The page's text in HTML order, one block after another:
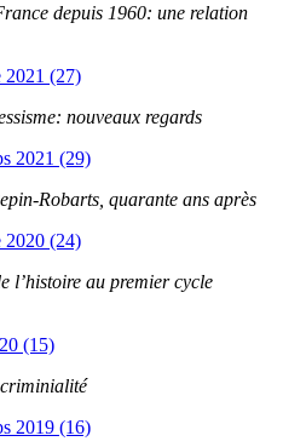
depuis 1960: une relation
2021 (27)
nouveaux regards
2021 (29)
Robarts, quarante ans après
2020 (24)
l’histoire au premier cycle
(15)
criminialité
2019 (16)